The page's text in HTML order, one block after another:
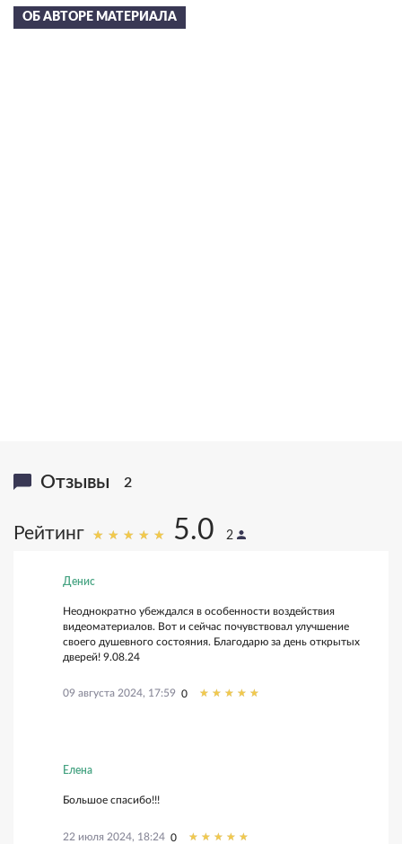
ОБ АВТОРЕ МАТЕРИАЛА
Отзывы 2
Рейтинг 5.0 2
Денис
Неоднократно убеждался в особенности воздействия
видеоматериалов. Вот и сейчас почувствовал улучшение
своего душевного состояния. Благодарю за день открытых
дверей! 9.08.24
09 августа 2024, 17:59 0
Елена
Большое спасибо!!!
22 июля 2024, 18:24 0